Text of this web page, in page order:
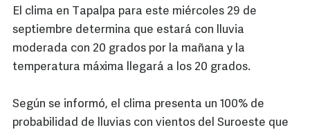
El clima en Tapalpa para este miércoles 29 de
septiembre determina que estará con lluvia
moderada con 20 grados por la mañana y la
temperatura máxima llegará a los 20 grados.
Según se informó, el clima presenta un 100% de
probabilidad de lluvias con vientos del Suroeste que